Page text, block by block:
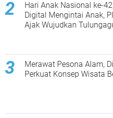
Hari Anak Nasional ke-
Digital Mengintai Anak,
Ajak Wujudkan
Merawat Pesona Alam,
Perkuat Konsep Wisata